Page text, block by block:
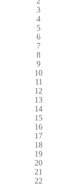
3
4
5
6
7
8
9
10
11
12
13
14
15
16
17
18
19
20
21
22